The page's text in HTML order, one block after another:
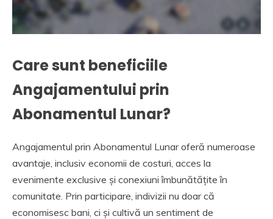
Care sunt beneficiile
Angajamentului prin
Abonamentul Lunar?
Angajamentul prin Abonamentul Lunar oferă numeroase
avantaje, inclusiv economii de costuri, acces la
evenimente exclusive și conexiuni îmbunătățite în
comunitate. Prin participare, indivizii nu doar că
economisesc bani, ci și cultivă un sentiment de